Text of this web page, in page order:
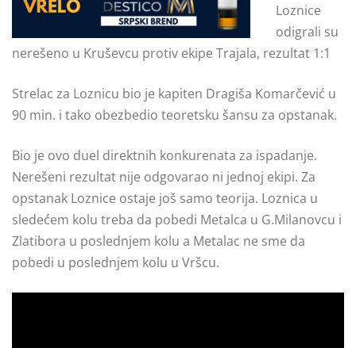
Loznice
odigrali su
nerešeno u Kruševcu protiv ekipe Trajala, rezultat 1:1
Strelac za Loznicu bio je kapiten Dragiša Komarčević u
90 min. i tako obezbedio teoretsku šansu za opstanak.
Bio je ovo duel direktnih konkurenata za ispadanje.
Nerešeni rezultat nije odgovarao ni jednoj ekipi. Za
opstanak Loznice ostaje još samo teorija. Loznica u
sledećem kolu treba da pobedi Metalca u G.Milanovcu i
Zlatibora u poslednjem kolu a Metalac ne sme da
pobedi u poslednjem kolu u Vršcu.